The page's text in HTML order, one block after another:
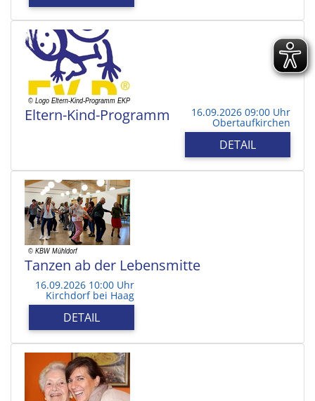
Eltern-Kind-Programm 16.09.2026 09:00 Uhr
Obertaufkirchen
DETAIL
Tanzen ab der Lebensmitte
16.09.2026 10:00 Uhr
Kirchdorf bei Haag
DETAIL